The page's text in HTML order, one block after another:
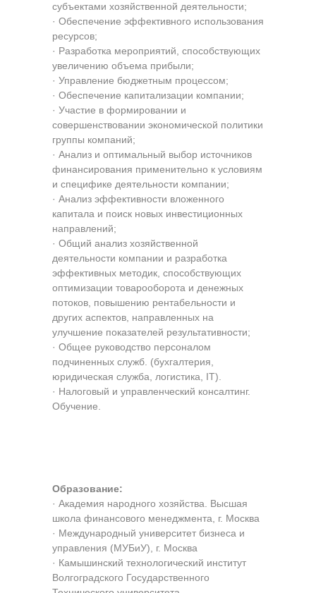
Образование:
· Академия народного хозяйства. Высшая
школа финансового менеджмента, г. Москва
· Международный университет бизнеса и
управления (МУБиУ), г. Москва
· Камышинский технологический институт
Волгоградского Государственного
субъектами хозяйственной деятельности;
· Обеспечение эффективного использования
ресурсов;
· Разработка мероприятий, способствующих
увеличению объема прибыли;
· Управление бюджетным процессом;
· Обеспечение капитализации компании;
· Участие в формировании и
совершенствовании экономической политики
группы компаний;
· Анализ и оптимальный выбор источников
финансирования применительно к условиям
и специфике деятельности компании;
· Анализ эффективности вложенного
капитала и поиск новых инвестиционных
направлений;
· Общий анализ хозяйственной
деятельности компании и разработка
эффективных методик, способствующих
оптимизации товарооборота и денежных
потоков, повышению рентабельности и
других аспектов, направленных на
улучшение показателей результативности;
· Общее руководство персоналом
подчиненных служб. (бухгалтерия,
юридическая служба, логистика, IT).
· Налоговый и управленческий консалтинг.
Обучение.